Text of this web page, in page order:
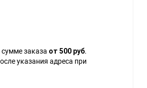
заказа от 500 руб.
указания адреса при